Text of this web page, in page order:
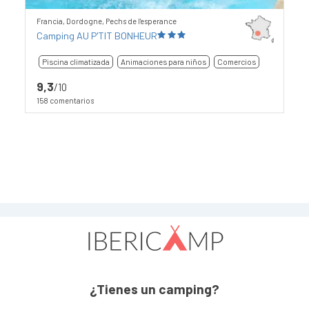
Francia, Dordogne, Pechs de l'esperance
Camping AU P'TIT BONHEUR
Piscina climatizada Animaciones para niños Comercios
9,3/10
158 comentarios
¿Tienes un camping?